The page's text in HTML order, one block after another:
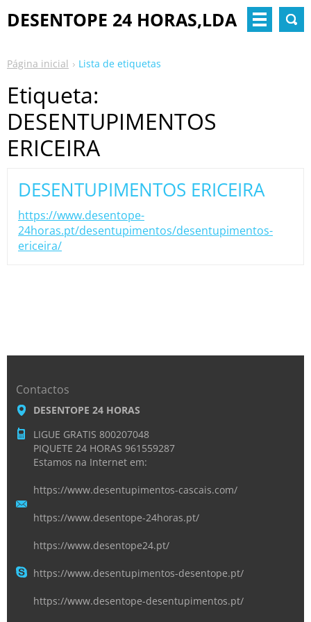
DESENTOPE 24 HORAS,LDA
Página inicial Lista de etiquetas
Etiqueta:
DESENTUPIMENTOS
ERICEIRA
DESENTUPIMENTOS ERICEIRA
https://www.desentope-
24horas.pt/desentupimentos/desentupimentos-
ericeira/
Contactos
DESENTOPE 24 HORAS
LIGUE GRATIS 800207048
PIQUETE 24 HORAS 961559287
Estamos na Internet em:
https://www.desentupimentos-cascais.com/
https://www.desentope-24horas.pt/
https://www.desentope24.pt/
https://www.desentupimentos-desentope.pt/
https://www.desentope-desentupimentos.pt/